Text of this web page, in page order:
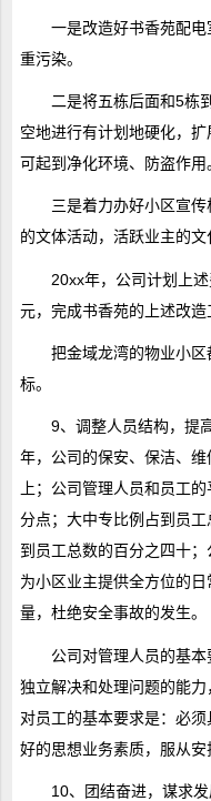
一是改造好书香苑配
重污染。
二是将五栋后面和5栋
空地进行有计划地硬化，
可起到净化环境、防盗作用
三是着力办好小区宣
的文体活动，活跃业主的文
20xx年，公司计划上
元，完成书香苑的上述改造
把金域龙湾的物业小
标。
9、调整人员结构，提
年，公司的保安、保洁、
上；公司管理人员和员工
分点；大中专比例占到员
到员工总数的百分之四十；
为小区业主提供全方位的
量，杜绝安全事故的发生。
公司对管理人员的基
独立解决和处理问题的能力
对员工的基本要求是：必
好的思想业务素质，服从安
10、团结奋进，谋求